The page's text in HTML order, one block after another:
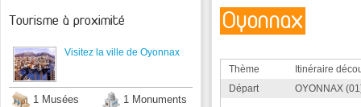
Oyonnax
Thème
Itinéraire
Départ
OYONNAX
Tourisme à proximité
Visitez la ville de Oyonnax
1 Musées 1 Monuments